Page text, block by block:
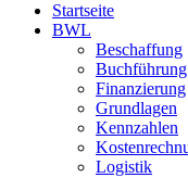
Startseite
BWL
Beschaffung
Buchführung
Finanzierung
Grundlagen
Kennzahlen
Logistik